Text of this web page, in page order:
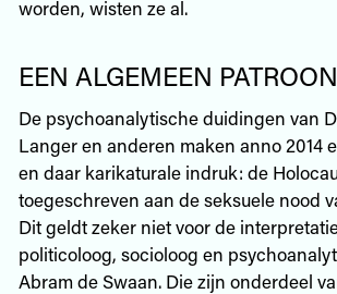
worden, wisten ze al.
EEN ALGEMEEN PATROON
De psychoanalytische duidingen van
Langer en anderen maken anno 2014
en daar karikaturale indruk: de
toegeschreven aan de seksuele nood
Dit geldt zeker niet voor de
politicoloog, socioloog en
Abram de Swaan. Die zijn onderdeel